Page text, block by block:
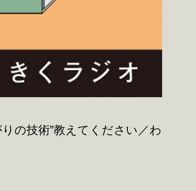
の技術”教えてください／わ